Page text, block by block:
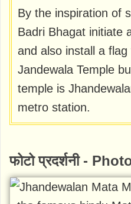
By the inspiration of
Badri Bhagat initiate
and also install a flag
Jandewala Temple
temple is
metro station.
फोटो प्रदर्शनी -